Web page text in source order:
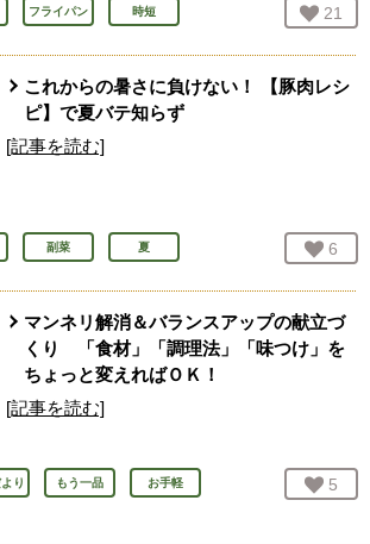
フライパン 時短 お気
21
これからの暑さに負けない！ 【豚肉レシ
ピ】で夏バテ知らず
[記事を読む]
副菜 夏 お気
6
マンネリ解消＆バランスアップの献立づ
くり 「食材」「調理法」「味つけ」を
ちょっと変えればＯＫ！
[記事を読む]
り もう一品 お手軽 お気
5